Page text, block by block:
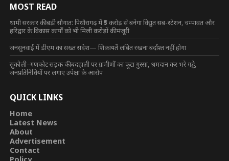
MOST READ
धामी सरकार की बड़ी सौगात: पिथौरागढ़ में ₹5 करोड़ से बनेगा विद्युत सब-स्टेशन, चम्पावत और
हरिद्वार के विकास कार्यों को भी मिली करोड़ों की मंजूरी
जनसुनवाई में डीएम का सख्त संदेश— शिकायतें लंबित रखना बर्दाश्त नहीं होगा
सुकौली–गणकोट सड़क की बदहाली पर ग्रामीणों का फूटा गुस्सा, श्रमदान कर भरे गड्ढे,
जनप्रतिनिधियों पर लगाए उपेक्षा के आरोप
QUICK LINKS
Home
Latest News
About
Advertisement
Contact